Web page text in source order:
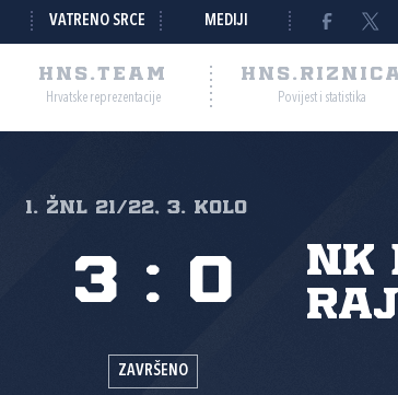
VATRENO SRCE MEDIJI
HNS.TEAM
Hrvatske reprezentacije Povijest i statistika
1. ŽNL 21/22, 3. kolo
NK
3 : 0
ZAVRŠENO